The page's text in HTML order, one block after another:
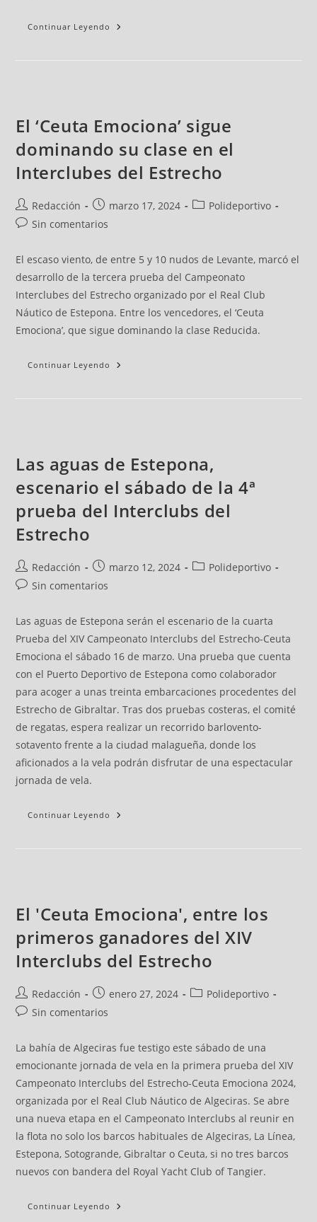
Continuar Leyendo
El ‘Ceuta Emociona’ sigue
dominando su clase en el
Interclubes del Estrecho
Redacción marzo 17, 2024
Polideportivo
Sin comentarios
El escaso viento, de entre 5 y 10 nudos de Levante, marcó el
desarrollo de la tercera prueba del Campeonato
Interclubes del Estrecho organizado por el Real Club
Náutico de Estepona. Entre los vencedores, el ‘Ceuta
Emociona’, que sigue dominando la clase Reducida.
Continuar Leyendo
Las aguas de Estepona,
escenario el sábado de la 4ª
prueba del Interclubs del
Estrecho
Redacción marzo 12, 2024
Polideportivo
Sin comentarios
Las aguas de Estepona serán el escenario de la cuarta
Prueba del XIV Campeonato Interclubs del Estrecho-Ceuta
Emociona el sábado 16 de marzo. Una prueba que cuenta
con el Puerto Deportivo de Estepona como colaborador
para acoger a unas treinta embarcaciones procedentes del
Estrecho de Gibraltar. Tras dos pruebas costeras, el comité
de regatas, espera realizar un recorrido barlovento-
sotavento frente a la ciudad malagueña, donde los
aficionados a la vela podrán disfrutar de una espectacular
jornada de vela.
Continuar Leyendo
El 'Ceuta Emociona', entre los
primeros ganadores del XIV
Interclubs del Estrecho
Redacción enero 27, 2024
Polideportivo
Sin comentarios
La bahía de Algeciras fue testigo este sábado de una
emocionante jornada de vela en la primera prueba del XIV
Campeonato Interclubs del Estrecho-Ceuta Emociona 2024,
organizada por el Real Club Náutico de Algeciras. Se abre
una nueva etapa en el Campeonato Interclubs al reunir en
la flota no solo los barcos habituales de Algeciras, La Línea,
Estepona, Sotogrande, Gibraltar o Ceuta, si no tres barcos
nuevos con bandera del Royal Yacht Club of Tangier.
Continuar Leyendo